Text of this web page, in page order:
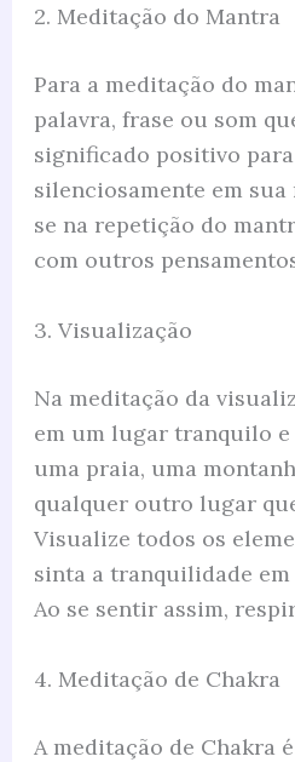
2. Meditação do Mantra
Para a meditação do
palavra, frase ou som
significado positivo
silenciosamente em
se na repetição do
com outros
3. Visualização
Na meditação da
em um lugar tranquilo e
uma praia, uma
qualquer outro lugar
Visualize todos os
sinta a tranquilidade
Ao se sentir assim,
4. Meditação de Chakra
A meditação de Chakra